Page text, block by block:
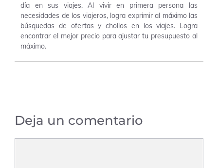
día en sus viajes. Al vivir en primera persona las
necesidades de los viajeros, logra exprimir al máximo las
búsquedas de ofertas y chollos en los viajes. Logra
encontrar el mejor precio para ajustar tu presupuesto al
máximo.
Deja un comentario